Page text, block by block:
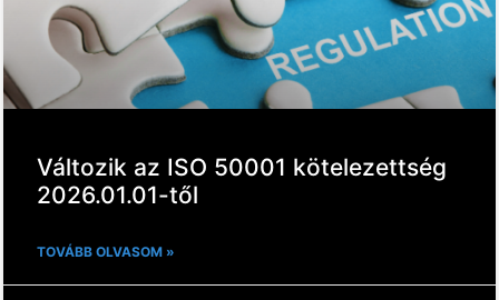
Változik az ISO 50001 kötelezettség
2026.01.01-től
TOVÁBB OLVASOM »